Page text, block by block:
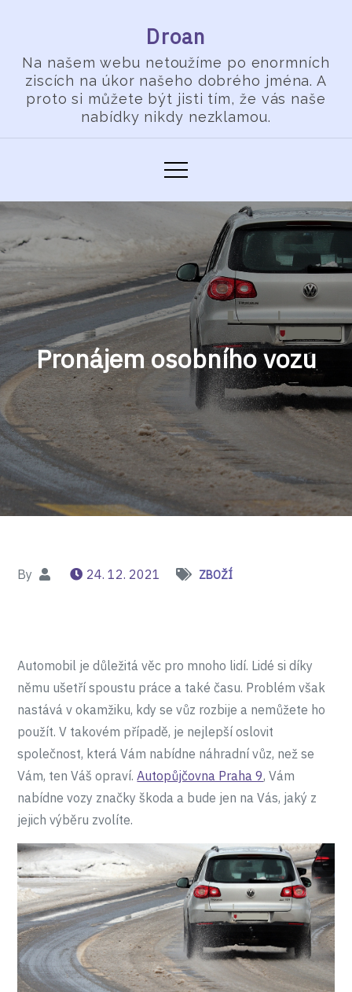
content
Droan
Na našem webu netoužíme po enormních
ziscích na úkor našeho dobrého jména. A
proto si můžete být jisti tím, že vás naše
nabídky nikdy nezklamou.
Pronájem osobního vozu
By 24. 12. 2021 ZBOŽÍ
Automobil je důležitá věc pro mnoho lidí. Lidé si díky
němu ušetří spoustu práce a také času. Problém však
nastává v okamžiku, kdy se vůz rozbije a nemůžete ho
použít. V takovém případě, je nejlepší oslovit
společnost, která Vám nabídne náhradní vůz, než se
Vám, ten Váš opraví.Autopůjčovna Praha 9, Vám
nabídne vozy značky škoda a bude jen na Vás, jaký z
jejich výběru zvolíte.